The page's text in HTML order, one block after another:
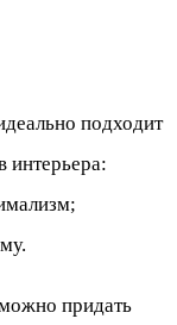
подходит
интерьера:
придать